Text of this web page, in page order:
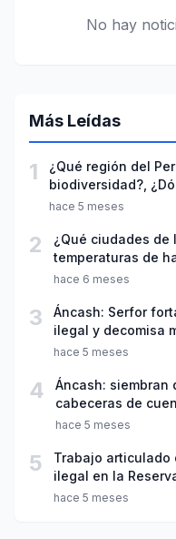
No hay
Más Leídas
1
¿Qué región del
biodiversidad?,
destaca?
hace 5 meses
2
¿Qué ciudades
temperaturas de
hace 6 meses
3
Áncash: Serfor
ilegal y decomisa
madera
hace 5 meses
4
Áncash: siembran
cabeceras de
hace 5 meses
5
Trabajo articulado
ilegal en la
hace 5 meses